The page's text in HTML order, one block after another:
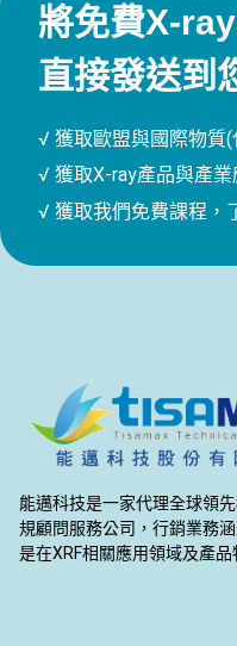
將免費X-
直接發送到
√ 獲取歐盟與國際物質(
√ 獲取X-ray產品與產業
√ 獲取我們免費課程，
能邁科技是一家代理全球領
規顧問服務公司，行銷業務
是在XRF相關應用領域及產品